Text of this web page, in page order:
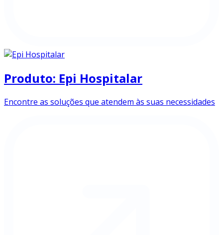
Produto: Epi Hospitalar
Encontre as soluções que atendem às suas necessidades